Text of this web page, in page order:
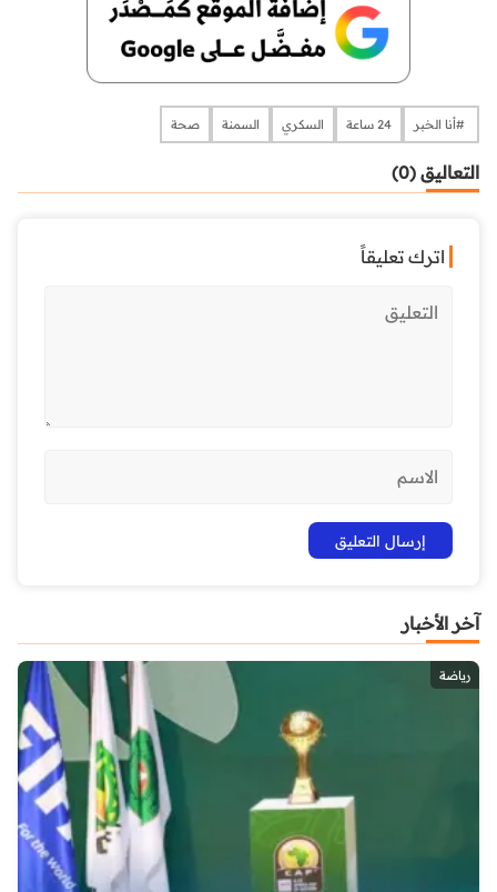
​​​​​​​​ #أنا الخبر 24 ساعة السكري السمنة صحة
التعاليق (0)
اترك تعليقاً
آخر الأخبار
رياضة